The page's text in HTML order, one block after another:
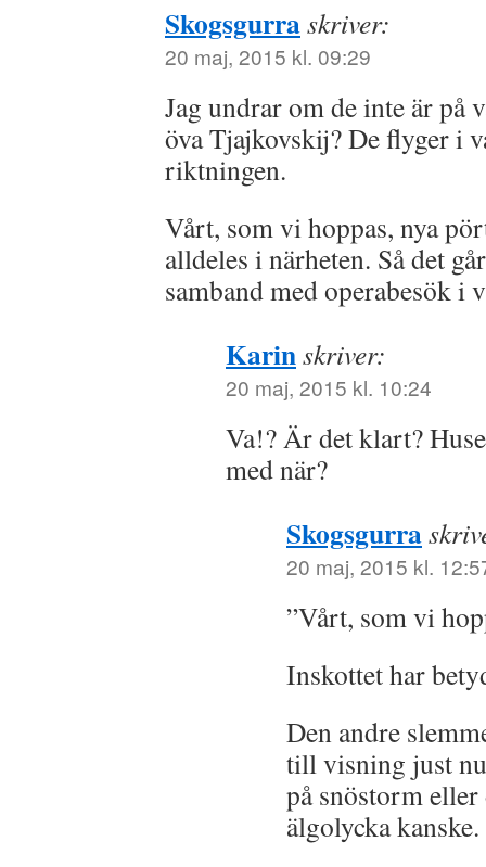
Skogsgurraskriver:
20 maj, 2015 kl. 09:29
Jag undrar om de inte är på
öva Tjajkovskij? De flyger i
riktningen.
Vårt, som vi hoppas, nya
alldeles i närheten. Så det
samband med operabesök i
Karinskriver:
20 maj, 2015 kl. 10:24
Va!? Är det klart?
med när?
Skogsgurra
20 maj, 2015 kl.
”Vårt, som vi
Inskottet har
Den andre
till visning just
på snöstorm
älgolycka kanske.